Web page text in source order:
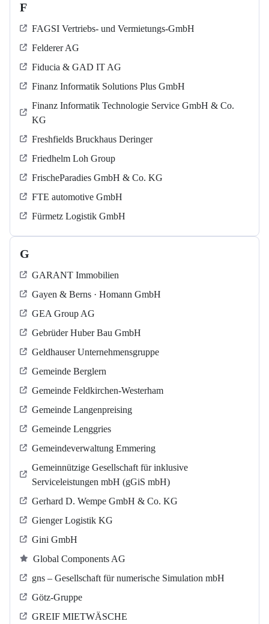
F
FAGSI Vertriebs- und Vermietungs-GmbH
Felderer AG
Fiducia & GAD IT AG
Finanz Informatik Solutions Plus GmbH
Finanz Informatik Technologie Service GmbH & Co.
KG
Freshfields Bruckhaus Deringer
Friedhelm Loh Group
FrischeParadies GmbH & Co. KG
FTE automotive GmbH
Fürmetz Logistik GmbH
G
GARANT Immobilien
Gayen & Berns · Homann GmbH
GEA Group AG
Gebrüder Huber Bau GmbH
Geldhauser Unternehmensgruppe
Gemeinde Berglern
Gemeinde Feldkirchen-Westerham
Gemeinde Langenpreising
Gemeinde Lenggries
Gemeindeverwaltung Emmering
Gemeinnützige Gesellschaft für inklusive
Serviceleistungen mbH (gGiS mbH)
Gerhard D. Wempe GmbH & Co. KG
Gienger Logistik KG
Gini GmbH
Global Components AG
gns – Gesellschaft für numerische Simulation mbH
Götz-Gruppe
GREIF MIETWÄSCHE